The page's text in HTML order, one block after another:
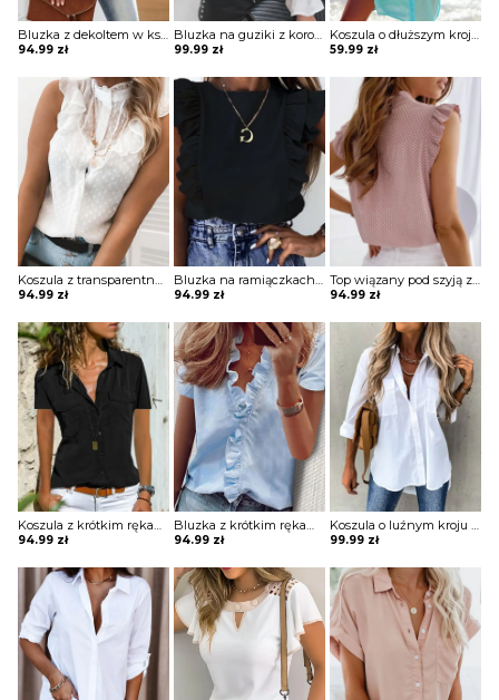
Bluzka z dekoltem w kształcie litery V z podwijanymi rękawami
94.99 zł
Bluzka na guziki z koronkowymi rękawami typu dzwony i z koronkową aplikacją
99.99 zł
Koszula o dłuższym kroju półprzezroczysta
59.99 zł
Koszula z transparentną warstwą z falbanką
94.99 zł
Bluzka na ramiączkach z falbankami
94.99 zł
Top wiązany pod szyją z falbankami przy rękawach
94.99 zł
Koszula z krótkim rękawem dopasowana
94.99 zł
Bluzka z krótkim rękawem z falbanką na przodzie
94.99 zł
Koszula o luźnym kroju z dłuższym tyłem
99.99 zł